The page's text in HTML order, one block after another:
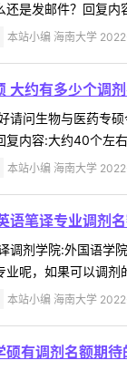
还是发邮件？回复
本站小编 海南大学
大约有多少个调
请问生物与医药专
复内容:大约40个左
本站小编 海南大学
语笔译专业调剂
调剂学院:外国语学
业呢，如果可以调
本站小编 海南大学
硕有调剂名额期待